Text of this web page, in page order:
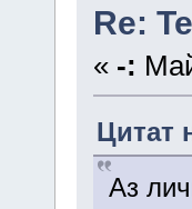
Re:
« -:
Цитат
Аз